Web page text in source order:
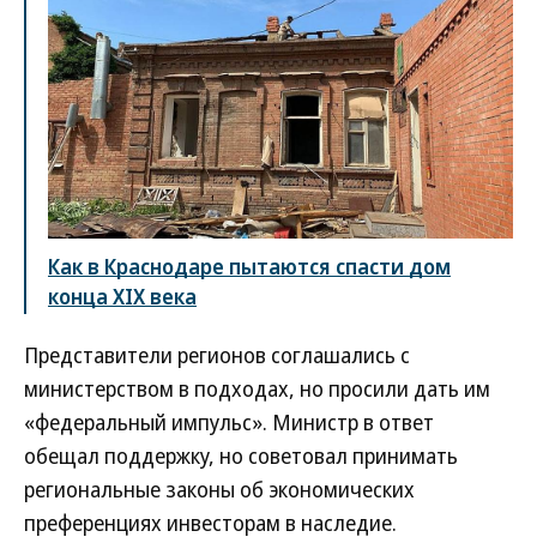
Как в Краснодаре пытаются спасти дом
конца XIX века
Представители регионов соглашались с
министерством в подходах, но просили дать им
«федеральный импульс». Министр в ответ
обещал поддержку, но советовал принимать
региональные законы об экономических
преференциях инвесторам в наследие.